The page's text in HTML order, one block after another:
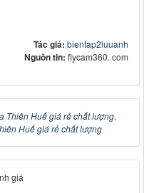
Tác giả: bientap2luuanh
Nguồn tin: flycam360. com
Thiên Huế giá rẻ chất lượng,
Huế giá rẻ chất lượng
giá